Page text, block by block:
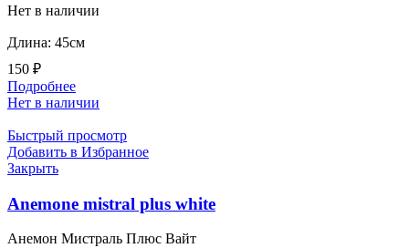
Нет в наличии
Длина: 45см
150 ₽
Подробнее
Нет в наличии
Быстрый просмотр
Добавить в Избранное
Закрыть
Anemone mistral plus white
Анемон Мистраль Плюс Вайт